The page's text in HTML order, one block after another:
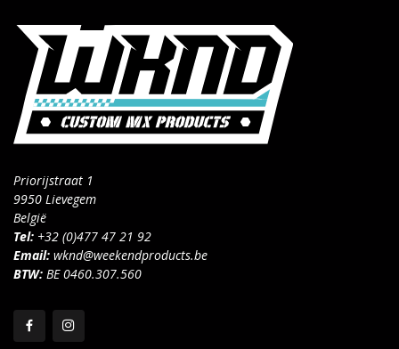
Priorijstraat 1
9950 Lievegem
België
Tel: +32 (0)477 47 21 92
Email: wknd@weekendproducts.be
BTW: BE 0460.307.560